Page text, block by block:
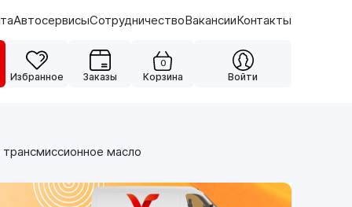
АвтосервисыСотрудничествоВакансииКонтакты
Избранное Заказы
0
Корзина Войти
масло